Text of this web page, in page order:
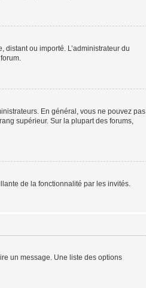
distant ou importé. L’administrateur du
En général, vous ne pouvez pas
supérieur. Sur la plupart des forums,
de la fonctionnalité par les invités.
un message. Une liste des options